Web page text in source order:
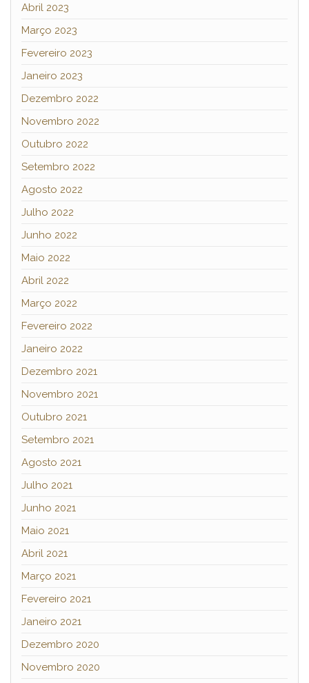
Abril 2023
Março 2023
Fevereiro 2023
Janeiro 2023
Dezembro 2022
Novembro 2022
Outubro 2022
Setembro 2022
Agosto 2022
Julho 2022
Junho 2022
Maio 2022
Abril 2022
Março 2022
Fevereiro 2022
Janeiro 2022
Dezembro 2021
Novembro 2021
Outubro 2021
Setembro 2021
Agosto 2021
Julho 2021
Junho 2021
Maio 2021
Abril 2021
Março 2021
Fevereiro 2021
Janeiro 2021
Dezembro 2020
Novembro 2020